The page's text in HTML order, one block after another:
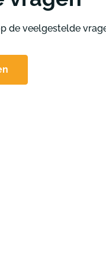
de veelgestelde